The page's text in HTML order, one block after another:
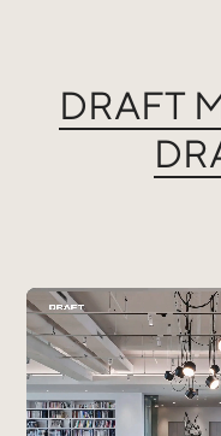
Interview
Special
DRAFT